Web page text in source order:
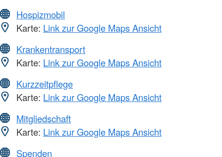
Hospizmobil
Karte: Link zur Google Maps Ansicht
Krankentransport
Karte: Link zur Google Maps Ansicht
Kurzzeitpflege
Karte: Link zur Google Maps Ansicht
Mitgliedschaft
Karte: Link zur Google Maps Ansicht
Spenden